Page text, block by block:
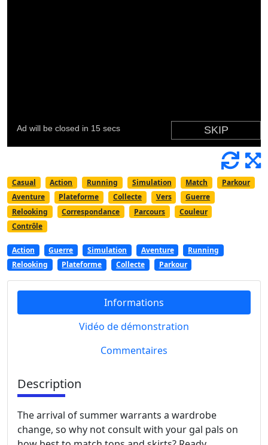
Casual Action Running Simulation Match
Parkour
Aventure
Plateforme Collecte Vers
Guerre
Relooking
Correspondance Parcours
Couleur
Contrôle
Action Guerre Simulation Aventure
Running
Relooking
Plateforme Collecte Parkour
Informations
Vidéo de démonstration
Commentaires
Description
The arrival of summer warrants a wardrobe
change, so why not consult with your gal pals on